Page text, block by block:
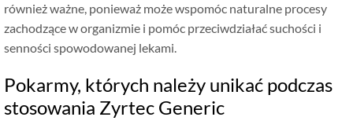
również ważne, ponieważ może wspomóc naturalne procesy
zachodzące w organizmie i pomóc przeciwdziałać suchości i
senności spowodowanej lekami.
Pokarmy, których należy unikać podczas
stosowania Zyrtec Generic